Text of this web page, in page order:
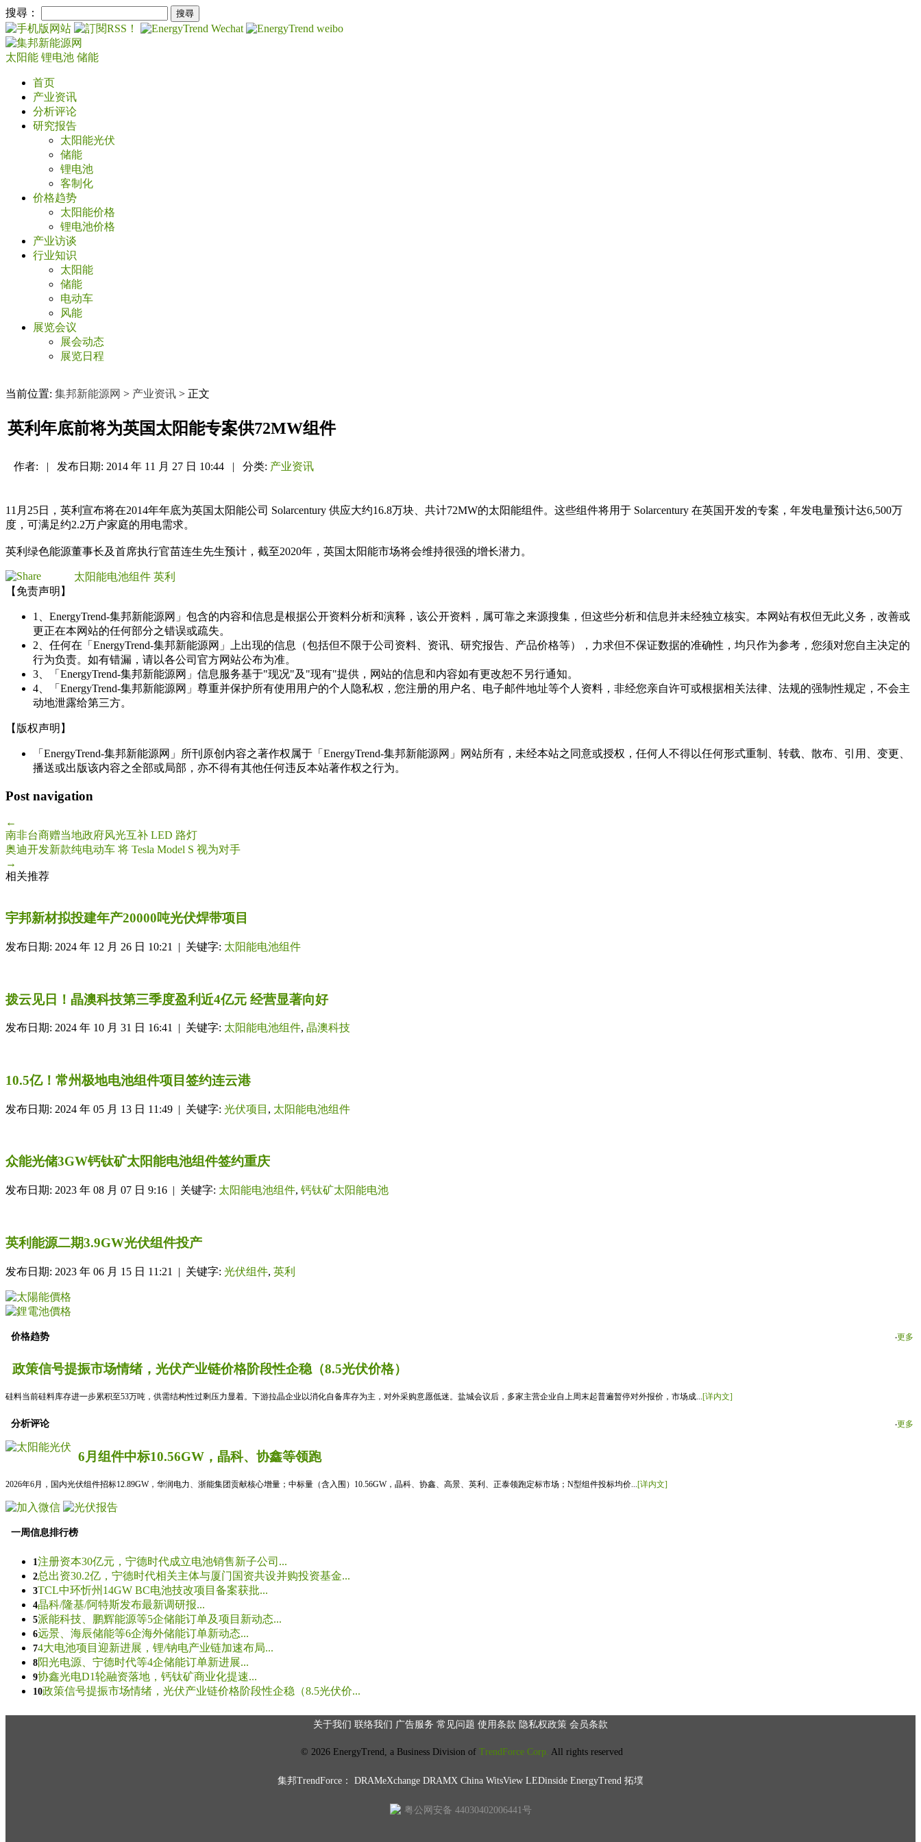
搜尋：
太阳能 锂电池 储能
首页
产业资讯
分析评论
研究报告
太阳能光伏
储能
锂电池
客制化
价格趋势
太阳能价格
锂电池价格
产业访谈
行业知识
太阳能
储能
电动车
风能
展览会议
展会动态
展览日程
当前位置: 集邦新能源网 > 产业资讯 > 正文
英利年底前将为英国太阳能专案供72MW组件
作者: | 发布日期: 2014 年 11 月 27 日 10:44 | 分类: 产业资讯
11月25日，英利宣布将在2014年年底为英国太阳能公司 Solarcentury 供应大约16.8万块、共计72MW的太阳能组件。这些组件将用于 Solarcentury 在英国开发的专案，年发电量预计达6,500万
度，可满足约2.2万户家庭的用电需求。
英利绿色能源董事长及首席执行官苗连生先生预计，截至2020年，英国太阳能市场将会维持很强的增长潜力。
太阳能电池组件 英利
【免责声明】
1、EnergyTrend-集邦新能源网」包含的内容和信息是根据公开资料分析和演释，该公开资料，属可靠之来源搜集，但这些分析和信息并未经独立核实。本网站有权但无此义务，改善或
更正在本网站的任何部分之错误或疏失。
2、任何在「EnergyTrend-集邦新能源网」上出现的信息（包括但不限于公司资料、资讯、研究报告、产品价格等），力求但不保证数据的准确性，均只作为参考，您须对您自主决定的
行为负责。如有错漏，请以各公司官方网站公布为准。
3、「EnergyTrend-集邦新能源网」信息服务基于"现况"及"现有"提供，网站的信息和内容如有更改恕不另行通知。
4、「EnergyTrend-集邦新能源网」尊重并保护所有使用用户的个人隐私权，您注册的用户名、电子邮件地址等个人资料，非经您亲自许可或根据相关法律、法规的强制性规定，不会主
动地泄露给第三方。
【版权声明】
「EnergyTrend-集邦新能源网」所刊原创内容之著作权属于「EnergyTrend-集邦新能源网」网站所有，未经本站之同意或授权，任何人不得以任何形式重制、转载、散布、引用、变更、
播送或出版该内容之全部或局部，亦不得有其他任何违反本站著作权之行为。
Post navigation
←
南非台商赠当地政府风光互补 LED 路灯
奥迪开发新款纯电动车 将 Tesla Model S 视为对手
→
相关推荐
宇邦新材拟投建年产20000吨光伏焊带项目
发布日期: 2024 年 12 月 26 日 10:21 | 关键字: 太阳能电池组件
拨云见日！晶澳科技第三季度盈利近4亿元 经营显著向好
发布日期: 2024 年 10 月 31 日 16:41 | 关键字: 太阳能电池组件, 晶澳科技
10.5亿！常州极地电池组件项目签约连云港
发布日期: 2024 年 05 月 13 日 11:49 | 关键字: 光伏项目 , 太阳能电池组件
众能光储3GW钙钛矿太阳能电池组件签约重庆
发布日期: 2023 年 08 月 07 日 9:16 | 关键字: 太阳能电池组件, 钙钛矿太阳能电池
英利能源二期3.9GW光伏组件投产
发布日期: 2023 年 06 月 15 日 11:21 | 关键字: 光伏组件, 英利
价格趋势 ‧更多
政策信号提振市场情绪，光伏产业链价格阶段性企稳（8.5光伏价格）
硅料当前硅料库存进一步累积至53万吨，供需结构性过剩压力显着。下游拉晶企业以消化自备库存为主，对外采购意愿低迷。盐城会议后，多家主营企业自上周末起普遍暂停对外报价，市场成...[详内文]
分析评论 ‧更多
6月组件中标10.56GW，晶科、协鑫等领跑
2026年6月，国内光伏组件招标12.89GW，华润电力、浙能集团贡献核心增量；中标量（含入围）10.56GW，晶科、协鑫、高景、英利、正泰领跑定标市场；N型组件投标均价... [详内文]
一周信息排行榜
1注册资本30亿元，宁德时代成立电池销售新子公司...
2总出资30.2亿，宁德时代相关主体与厦门国资共设并购投资基金...
3TCL中环忻州14GW BC电池技改项目备案获批...
4晶科/隆基/阿特斯发布最新调研报...
5派能科技、鹏辉能源等5企储能订单及项目新动态...
6远景、海辰储能等6企海外储能订单新动态...
74大电池项目迎新进展，锂/钠电产业链加速布局...
8阳光电源、宁德时代等4企储能订单新进展...
9协鑫光电D1轮融资落地，钙钛矿商业化提速...
10政策信号提振市场情绪，光伏产业链价格阶段性企稳（8.5光伏价...
关于我们 联络我们 广告服务 常见问题 使用条款 隐私权政策 会员条款
© 2026 EnergyTrend, a Business Division of TrendForce Corp. All rights reserved
集邦TrendForce： DRAMeXchange DRAMX China WitsView LEDinside EnergyTrend 拓墣
粤公网安备 44030402006441号